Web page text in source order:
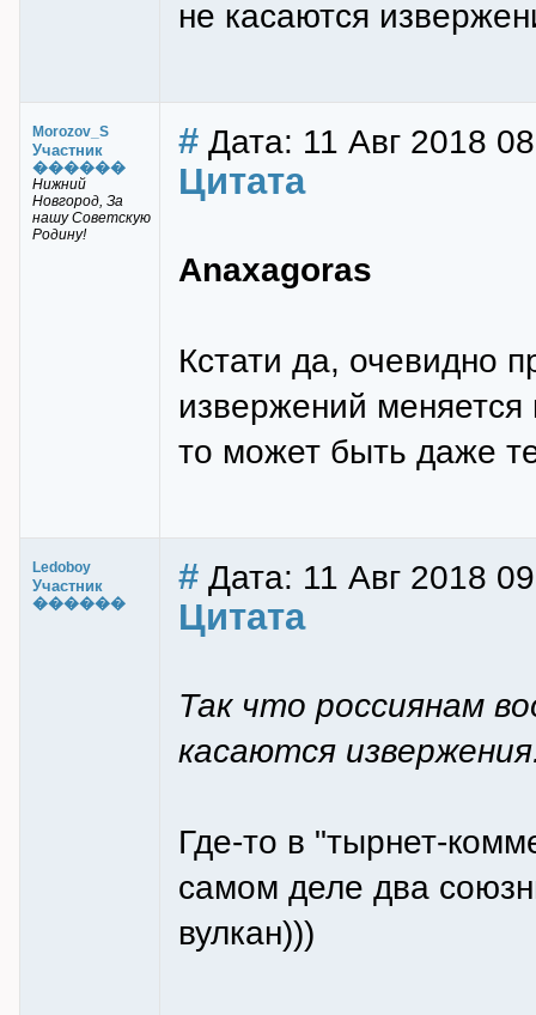
не касаются
Morozov_S
Участник
������
Нижний
Новгород, За
нашу Советскую
Родину!
# Дата: 11 Авг 2018
Цитата
Anaxagoras
Кстати да, очевидно
извержений
то может быть даже
Ledoboy
Участник
������
# Дата: 11 Авг 2018
Цитата
Так что россиянам
касаются
Где-то в "тырнет-
самом деле два
вулкан)))